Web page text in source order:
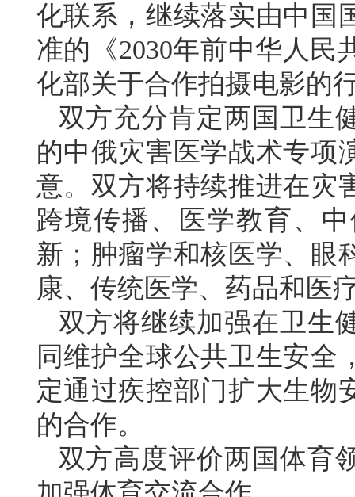
化联系，继续落实由中国
准的《2030年前中华人民
化部关于合作拍摄电影的
双方充分肯定两国卫生
的中俄灾害医学战术专项
意。双方将持续推进在灾
跨境传播、医学教育、
新；肿瘤学和核医学、眼
康、传统医学、药品和医
双方将继续加强在卫生
同维护全球公共卫生安全
定通过疾控部门扩大生物
的合作。
双方高度评价两国体育